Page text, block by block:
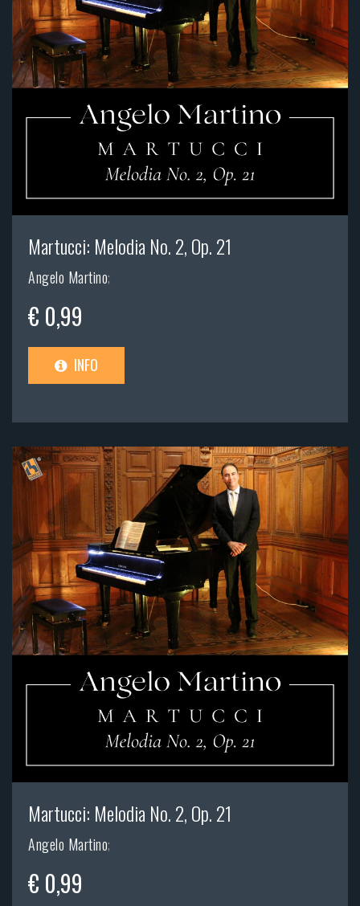
Martucci: Melodia No. 2, Op. 21
Angelo Martino;
€ 0,99
INFO
Martucci: Melodia No. 2, Op. 21
Angelo Martino;
€ 0,99